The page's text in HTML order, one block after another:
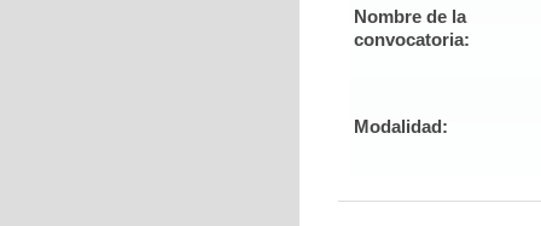
Nombre de la
convocatoria:
Modalidad: